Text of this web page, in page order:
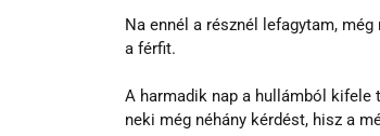
Na ennél a résznél lefagytam,
a férfit.
A harmadik nap a hullámból kifele
neki még néhány kérdést, hisz a